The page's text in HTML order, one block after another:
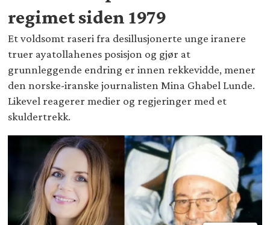
regimet siden 1979
Et voldsomt raseri fra desillusjonerte unge iranere
truer ayatollahenes posisjon og gjør at
grunnleggende endring er innen rekkevidde, mener
den norske-iranske journalisten Mina Ghabel Lunde.
Likevel reagerer medier og regjeringer med et
skuldertrekk.